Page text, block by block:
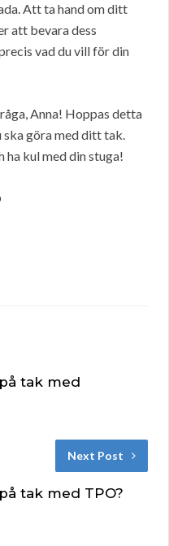
Att ta hand om ditt
att bevara dess
vad du vill för din
Anna! Hoppas detta
ska göra med ditt tak.
ha kul med din stuga!
tak med
Next Post
tak med TPO?